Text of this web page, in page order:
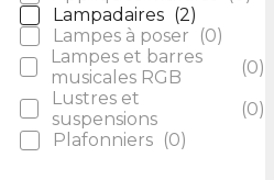
Lampadaires (2)
Lampes à poser
(0)
Lampes et barres
musicales RGB
(0)
Lustres et
suspensions
(0)
Plafonniers (0)